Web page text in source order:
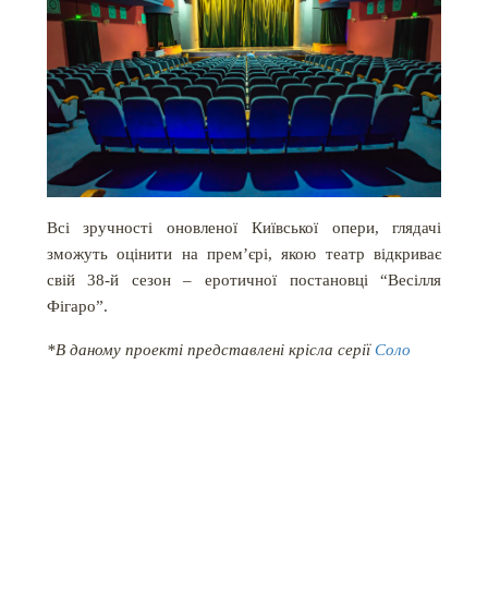
Всі зручності оновленої Київської опери, глядачі
зможуть оцінити на прем’єрі, якою театр відкриває
свій 38-й сезон – еротичної постановці “Весілля
Фігаро”.
*В даному проекті представлені крісла серіїСоло